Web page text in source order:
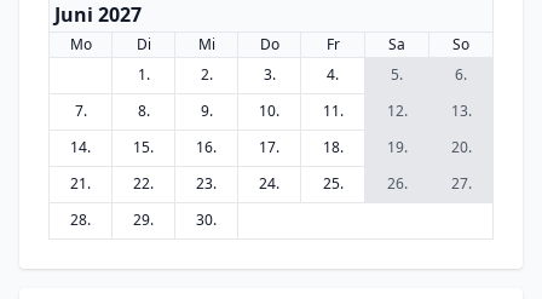
Juni 2027
Mo Di Mi Do Fr Sa
So
1.
2. 3. 4. 5.
6.
7.
8. 9. 10. 11. 12.
13.
14.
15. 16. 17. 18. 19.
20.
21.
22. 23. 24. 25. 26.
27.
28.
29. 30.